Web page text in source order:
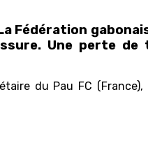
Fédération
Une perte
du Pau FC